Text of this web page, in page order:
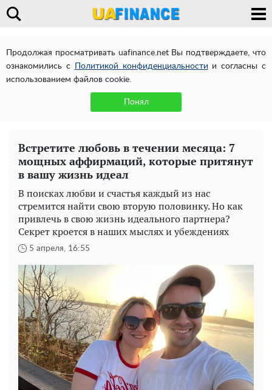
Продолжая просматривать uafinance.net Вы подтверждаете, что
ознакомились с
Политикой конфиденциальности и согласны с
использованием файлов cookie.
Понял
Встретите любовь в течении месяца: 7
мощных аффирмаций, которые притянут
в вашу жизнь идеал
В поисках любви и счастья каждый из нас
стремится найти свою вторую половинку. Но как
привлечь в свою жизнь идеального партнера?
Секрет кроется в наших мыслях и убеждениях
5 апреля, 16:55